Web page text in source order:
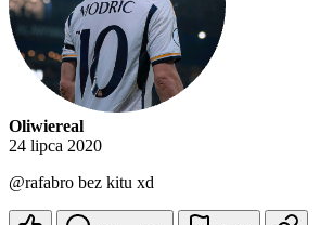
Oliwiereal
24 lipca 2020
@rafabro bez kitu xd